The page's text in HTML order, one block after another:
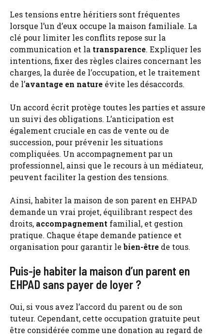
Les tensions entre héritiers sont fréquentes
lorsque l’un d’eux occupe la maison familiale. La
clé pour limiter les conflits repose sur la
communication et la transparence. Expliquer les
intentions, fixer des règles claires concernant les
charges, la durée de l’occupation, et le traitement
de l’avantage en nature évite les désaccords.
Un accord écrit protège toutes les parties et assure
un suivi des obligations. L’anticipation est
également cruciale en cas de vente ou de
succession, pour prévenir les situations
compliquées. Un accompagnement par un
professionnel, ainsi que le recours à un médiateur,
peuvent faciliter la gestion des tensions.
Ainsi, habiter la maison de son parent en EHPAD
demande un vrai projet, équilibrant respect des
droits, accompagnement familial, et gestion
pratique. Chaque étape demande patience et
organisation pour garantir lebien-être de tous.
Puis-je habiter la maison d’un parent en
EHPAD sans payer de loyer ?
Oui, si vous avez l’accord du parent ou de son
tuteur. Cependant, cette occupation gratuite peut
être considérée comme une donation au regard de